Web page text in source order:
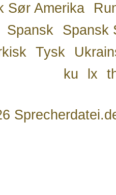
Sør Amerika
Spansk
Spansk
Tysk
ku
lx